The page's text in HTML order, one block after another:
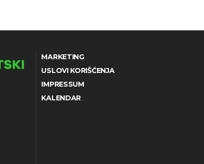
MARKETING
USLOVI KORIŠĆENJA
IMPRESSUM
KALENDAR